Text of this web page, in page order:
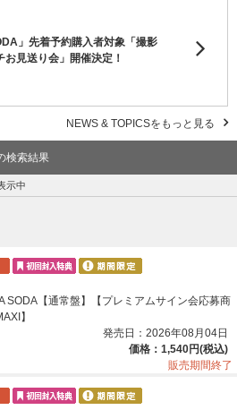
」先着予約購入者対象「撮影
見送り会」開催決定！
NEWS & TOPICSをもっと見る
検索結果
示中
SODA【通常盤】【プレミアムサイン会応募商
】
発売日：2026年08月04日
価格：1,540円(税込)
販売期間終了